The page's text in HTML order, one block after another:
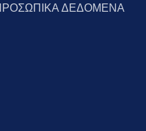
ΔΕΔΟΜΕΝΑ